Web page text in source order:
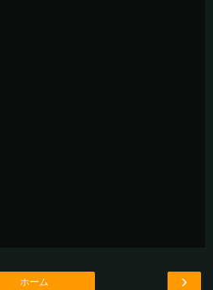
›
ホーム